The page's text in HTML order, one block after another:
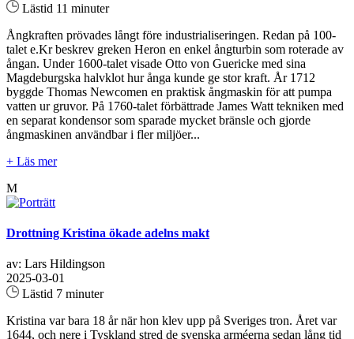
Lästid 11 minuter
Ångkraften prövades långt före industrialiseringen. Redan på 100-
talet e.Kr beskrev greken Heron en enkel ångturbin som roterade av
ångan. Under 1600-talet visade Otto von Guericke med sina
Magdeburgska halvklot hur ånga kunde ge stor kraft. År 1712
byggde Thomas Newcomen en praktisk ångmaskin för att pumpa
vatten ur gruvor. På 1760-talet förbättrade James Watt tekniken med
en separat kondensor som sparade mycket bränsle och gjorde
ångmaskinen användbar i fler miljöer...
+ Läs mer
M
Drottning Kristina ökade adelns makt
av: Lars Hildingson
2025-03-01
Lästid 7 minuter
Kristina var bara 18 år när hon klev upp på Sveriges tron. Året var
1644, och nere i Tyskland stred de svenska arméerna sedan lång tid